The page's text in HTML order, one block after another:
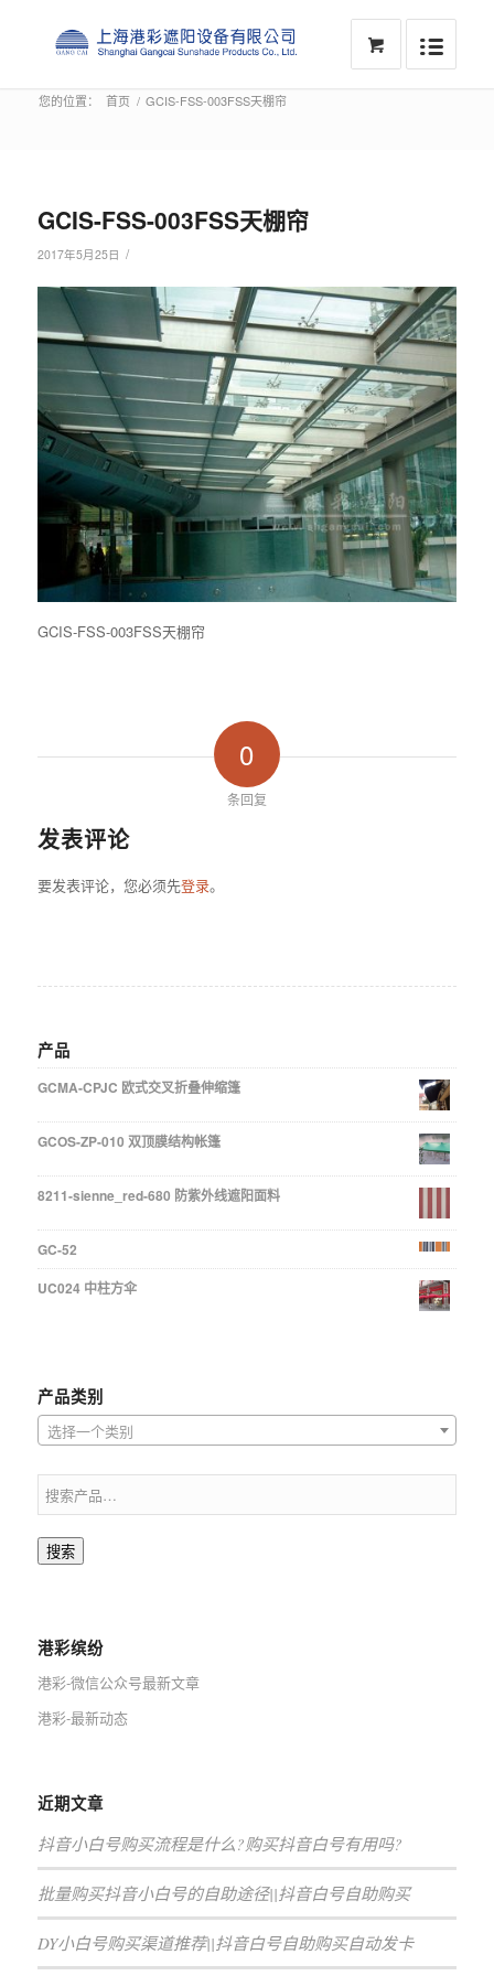
您的位置： 首页 / GCIS-FSS-003FSS天棚帘
GCIS-FSS-003FSS天棚帘
2017年5月25日 /
GCIS-FSS-003FSS天棚帘
0
条回复
发表评论
要发表评论，您必须先登录。
产品
GCMA-CPJC 欧式交叉折叠伸缩篷
GCOS-ZP-010 双顶膜结构帐篷
8211-sienne_red-680 防紫外线遮阳面料
GC-52
UC024 中柱方伞
产品类别
选择一个类别
搜索
港彩缤纷
港彩-微信公众号最新文章
港彩-最新动态
近期文章
抖音小白号购买流程是什么?购买抖音白号有用吗?
批量购买抖音小白号的自助途径||抖音白号自助购买
DY小白号购买渠道推荐||抖音白号自助购买自动发卡